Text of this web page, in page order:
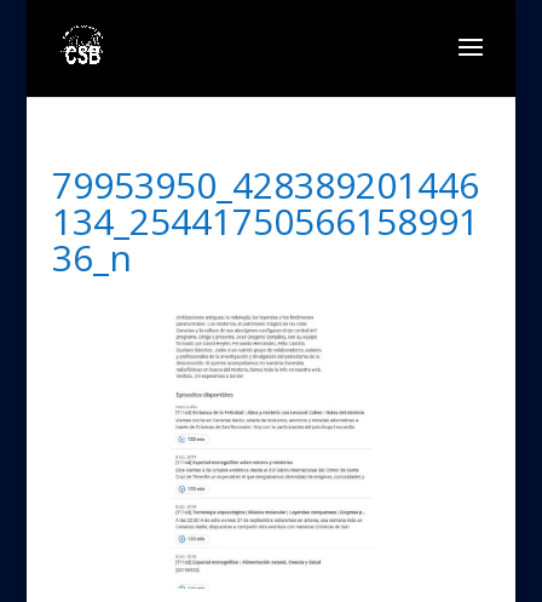
79953950_428389201446
134_25441750566158991
36_n